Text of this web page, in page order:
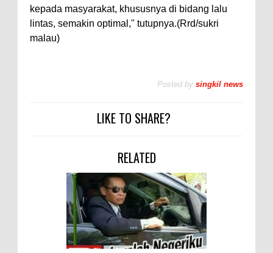
kepada masyarakat, khususnya di bidang lalu
lintas, semakin optimal," tutupnya.(Rrd/sukri
malau)
Posted by singkil news
LIKE TO SHARE?
RELATED